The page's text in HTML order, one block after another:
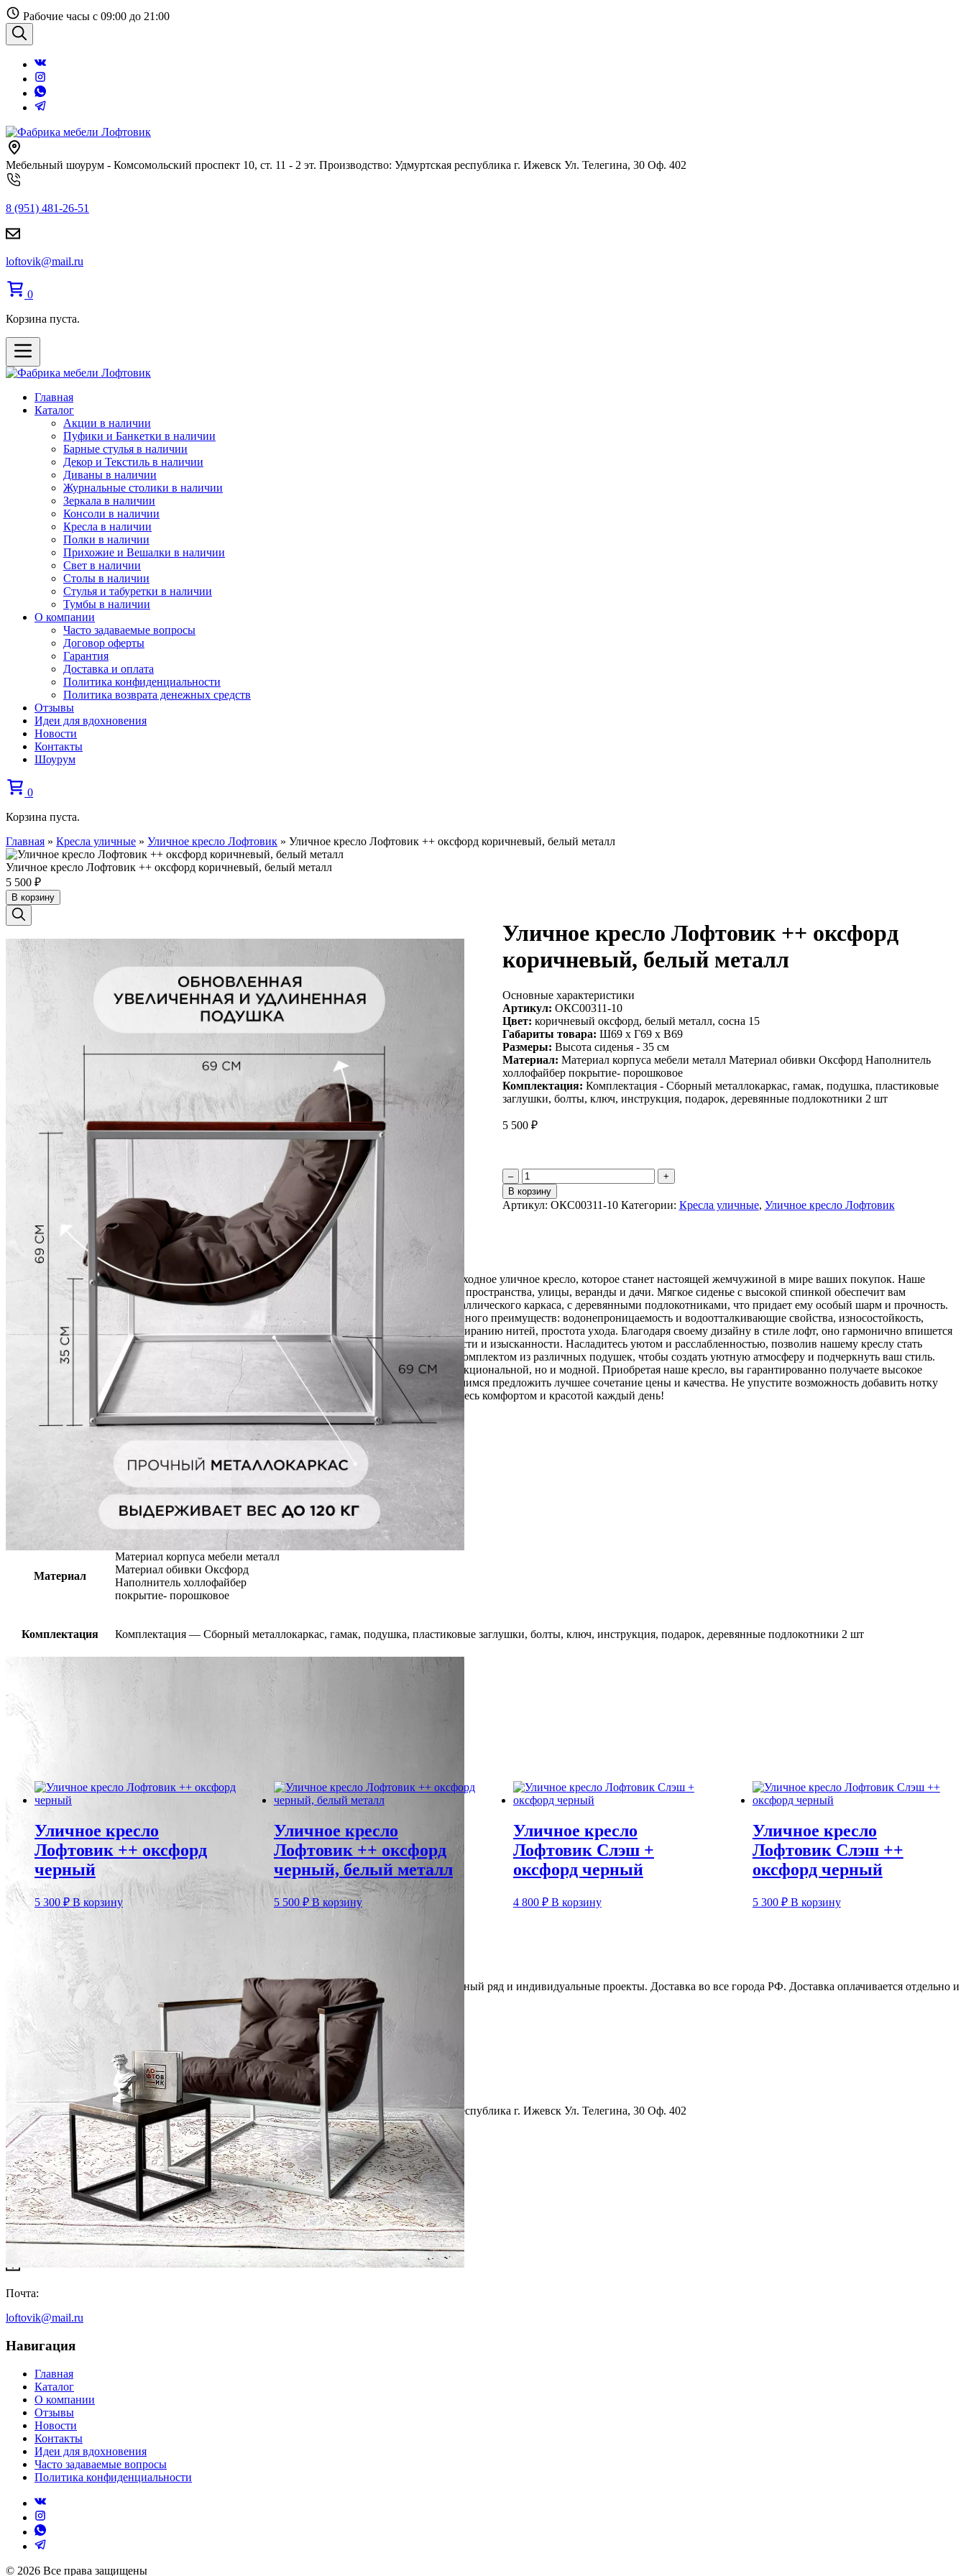
Перейти
к
содержанию
Рабочие часы с 09:00 до 21:00
Поиск
Мебельный шоурум - Комсомольский проспект 10, ст. 11 - 2 эт. Производство: Удмуртская республика г. Ижевск Ул. Телегина, 30 Оф. 402
8 (951) 481-26-51
loftovik@mail.ru
0
Корзина пуста.
Главная
Каталог
Акции в наличии
Пуфики и Банкетки в наличии
Барные стулья в наличии
Декор и Текстиль в наличии
Диваны в наличии
Журнальные столики в наличии
Зеркала в наличии
Консоли в наличии
Кресла в наличии
Полки в наличии
Прихожие и Вешалки в наличии
Свет в наличии
Столы в наличии
Стулья и табуретки в наличии
Тумбы в наличии
О компании
Часто задаваемые вопросы
Договор оферты
Гарантия
Доставка и оплата
Политика конфиденциальности
Политика возврата денежных средств
Отзывы
Идеи для вдохновения
Новости
Контакты
Шоурум
0
Корзина пуста.
Главная » Кресла уличные » Уличное кресло Лофтовик » Уличное кресло Лофтовик ++ оксфорд коричневый, белый металл
Уличное кресло Лофтовик ++ оксфорд коричневый, белый металл
5 500 ₽
В корзину
Previous
Уличное кресло Лофтовик ++ оксфорд
коричневый, белый металл
Основные характеристики
Артикул: ОКС00311-10
Цвет: коричневый оксфорд, белый металл, сосна 15
Габариты товара: Ш69 х Г69 х В69
Размеры: Высота сиденья - 35 см
Материал: Материал корпуса мебели металл Материал обивки Оксфорд Наполнитель
холлофайбер покрытие- порошковое
Комплектация: Комплектация - Сборный металлокаркас, гамак, подушка, пластиковые
заглушки, болты, ключ, инструкция, подарок, деревянные подлокотники 2 шт
5 500 ₽
–
Количество
товара
Уличное
кресло
белый
металл
+
В корзину
Артикул: ОКС00311-10 Категории: Кресла уличные, Уличное кресло Лофтовик
Описание
Характеристики
Описание
Приветствуем вас в мире современной мебели и стиля лофт! Представляем вам наше превосходное уличное кресло, которое станет настоящей жемчужиной в мире ваших покупок. Наше
кресло – это элегантное сочетание комфорта и стиля. Оно идеально подойдет для открытого пространства, улицы, веранды и дачи. Мягкое сиденье с высокой спинкой обеспечит вам
оптимальную поддержку и комфорт во время отдыха или работы. Кресло выполнено из металлического каркаса, с деревянными подлокотниками, что придает ему особый шарм и прочность.
Порошковое окрашивание делает его долговечным. Подушка из материала Оксфорд имеет много преимуществ: водонепроницаемость и водоотталкивающие свойства, износостойкость,
грязеустойчивость, термоустойчивость, высокая прочность, повышенная устойчивость к истиранию нитей, простота ухода. Благодаря своему дизайну в стиле лофт, оно гармонично впишется
в любой интерьер студии и фотостудии, дома и гостиной добавляя в него нотку современности и изысканности. Насладитесь уютом и расслабленностью, позволив нашему креслу стать
главным акцентом вашей комнаты или зоны ожидания и отдыха. Дополните ваш интерьер комплектом из различных подушек, чтобы создать уютную атмосферу и подчеркнуть ваш стиль.
Наша мебель выполнена в современном дизайне, что делает нашу продукцию не только функциональной, но и модной. Приобретая наше кресло, вы гарантированно получаете высокое
качество и надежность российского производителя. Мы заботимся о каждом клиенте и стремимся предложить лучшее сочетание цены и качества. Не упустите возможность добавить нотку
стиля и элегантности в свой дом или офис. Закажите наше кресло уже сегодня и наслаждайтесь комфортом и красотой каждый день!
Характеристики
ОКС00311-10
6 кг
10 × 70 × 70 см
Высота сиденья — 35 см
Материал
Материал корпуса мебели металл
Материал обивки Оксфорд
Наполнитель холлофайбер
покрытие- порошковое
Комплектация Комплектация — Сборный металлокаркас, гамак, подушка, пластиковые заглушки, болты, ключ, инструкция, подарок, деревянные подлокотники 2 шт
Цвет
коричневый оксфорд, белый металл, сосна 15
Габариты товара
Ш69 х Г69 х В69
Вес товара
5 кг
Гарантия
Размер упаковки
Похожие
Уличное кресло
Лофтовик ++ оксфорд
черный
5 300 ₽ В корзину
Уличное кресло
Лофтовик ++ оксфорд
черный, белый металл
5 500 ₽ В корзину
Уличное кресло
Лофтовик Слэш +
оксфорд черный
4 800 ₽ В корзину
Уличное кресло
Лофтовик Слэш ++
оксфорд черный
5 300 ₽ В корзину
Loft для дома и бизнеса. Высококачественная мебель по доступным ценам. Широкий модельный ряд и индивидуальные проекты. Доставка во все города РФ. Доставка оплачивается отдельно и
не входит в стоимость изделия
Адрес:
Мебельный шоурум - Комсомольский проспект 10, ст. 11 - 2 эт. Производство: Удмуртская республика г. Ижевск Ул. Телегина, 30 Оф. 402
Производство - Удмуртская республика г. Ижевск Ул. Телегина, 30 Оф. 402 4 этаж
Телефон:
8 (951) 481-26-51
8 (351) 776-01-04